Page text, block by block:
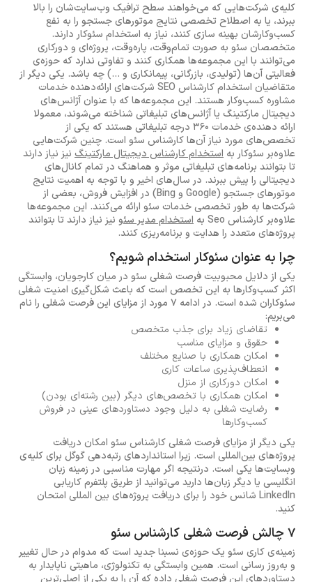
کلیه‌ی شرکت‌هایی که می‌خواهند سطح ترافیک وب‌سایت‌شان را بالا
ببرند، یا به اصطلاح تخصصی نتایج موتورهای جستجو را به نفع
کسب‌وکارشان بهینه سازی کنند، نیاز به استخدام سئوکار دارند.
متخصصان سئو به صورت تمام‌وقت، پاره‌وقت، پروژه‌ای و دورکاری
می‌توانند با این مجموعه‌ها همکاری کنند و تفاوتی ندارد که حوزه‌ی
فعالیتی آن‌ها (تولیدی، بازرگانی، پیمانکاری و ...) چه باشد. یکی دیگر از
متقاضیان استخدام کارشناس SEO شرکت‌های ارائه‌دهنده خدمات
مشاوره کسب‌وکار هستند. این مجموعه‌ها که با عنوان آژانس‌های
دیجیتال مارکتینگ یا آژانس‌های تبلیغاتی شناخته می‌شوند، معمولا
ارائه دهنده‌ی خدمات 360 درجه تبلیغاتی هستند که یکی از
تخصص‌های مورد نیاز آن‌ها کارشناس سئو است. چنین شرکت‌هایی
علاوه‌بر سئوکار به استخدام کارشناس دیجیتال مارکتینگ نیز نیاز دارند
تا بتوانند برنامه‌های تبلیغاتی موثر و هماهنگ در تمام کانال‌های
دیجیتالی را پیش ببرند. در سال‌های اخیر و با توجه به اهمیت نتایج
موتورهای جستجو (Google و Bing) در افزایش فروش، بعضی از
شرکت‌ها به طور تخصصی خدمات سئو ارائه می‌کنند. این مجموعه‌ها
علاوه‌بر کارشناس Seo به
استخدام مدیر سئو نیز نیاز دارند تا بتوانند
پروژه‌های متعدد را هدایت و برنامه‌ریزی کنند.
چرا به عنوان سئوکار استخدام شویم؟
یکی از دلایل محبوبیت فرصت شغلی سئو در میان کارجویان، وابستگی
اکثر کسب‌وکارها به این تخصص است که باعث شکل‌گیری امنیت شغلی
سئوکاران شده است. در ادامه 7 مورد از مزایای این فرصت شغلی را نام
می‌بریم:
تقاضای زیاد برای جذب متخصص
حقوق و مزایای مناسب
امکان همکاری با صنایع مختلف
انعطاف‌پذیری ساعات کاری
امکان دورکاری از منزل
امکان همکاری با تخصص‌های دیگر (بین رشته‌ای بودن)
رضایت شغلی به دلیل وجود دستاوردهای عینی در فروش
کسب‌وکارها
یکی دیگر از مزایای فرصت شغلی کارشناس سئو امکان دریافت
پروژه‌های بین‌المللی است. زیرا استانداردهای رتبه‌دهی گوگل برای کلیه‌ی
وبسایت‌ها یکی است. درنتیجه اگر مهارت مناسبی در زمینه زبان‌
انگلیسی یا دیگر زبان‌ها دارید می‌توانید از طریق پلتفرم‌ کاریابی
LinkedIn شانس خود را برای دریافت پروژه‌های بین المللی امتحان
کنید.
7 چالش فرصت شغلی کارشناس سئو
زمینه‌ی کاری سئو یک حوزه‌ی نسبنا جدید است که مدوام در حال تغییر
و به‌روز رسانی است. همین وابستگی به تکنولوژی، ماهیتی ناپایدار به
دستاوردهای این فرصت شغلی داده که آن را به یکی از اصلی‌ترین